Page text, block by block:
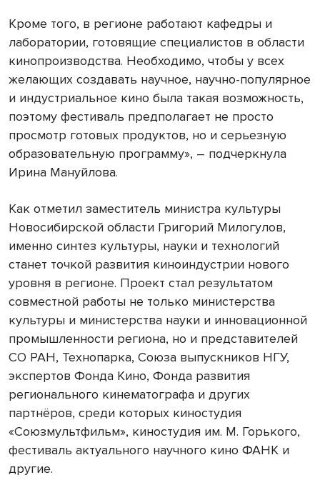
Кроме того, в регионе работают кафедры и
лаборатории, готовящие специалистов в области
кинопроизводства. Необходимо, чтобы у всех
желающих создавать научное, научно-популярное
и индустриальное кино была такая возможность,
поэтому фестиваль предполагает не просто
просмотр готовых продуктов, но и серьезную
образовательную программу», – подчеркнула
Ирина Мануйлова.
Как отметил заместитель министра культуры
Новосибирской области Григорий Милогулов,
именно синтез культуры, науки и технологий
станет точкой развития киноиндустрии нового
уровня в регионе. Проект стал результатом
совместной работы не только министерства
культуры и министерства науки и инновационной
промышленности региона, но и представителей
СО РАН, Технопарка, Союза выпускников НГУ,
экспертов Фонда Кино, Фонда развития
регионального кинематографа и других
партнёров, среди которых киностудия
«Союзмультфильм», киностудия им. М. Горького,
фестиваль актуального научного кино ФАНК и
другие.